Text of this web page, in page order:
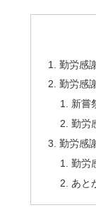
勤労感
勤労感
新嘗
勤労
勤労感
勤労
あと